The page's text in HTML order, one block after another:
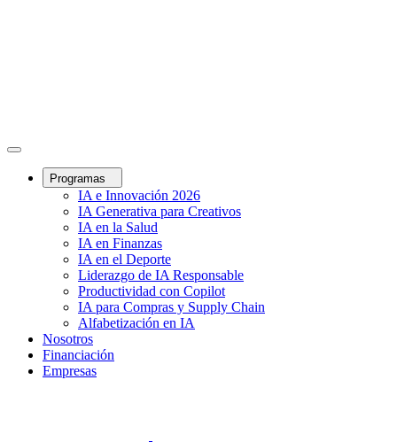
Programas
IA e Innovación 2026
IA Generativa para Creativos
IA en la Salud
IA en Finanzas
IA en el Deporte
Liderazgo de IA Responsable
Productividad con Copilot
IA para Compras y Supply Chain
Alfabetización en IA
Nosotros
Financiación
Empresas